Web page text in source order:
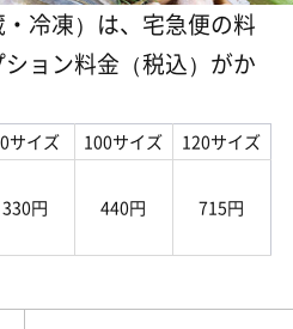
冷凍）は、宅急便の料
ョン料金（税込）がか
サイズ 100サイズ
120サイズ
330円 440円 715円